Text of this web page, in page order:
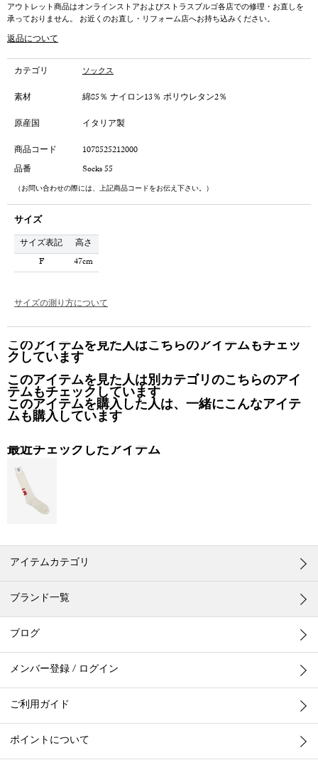
アウトレット商品はオンラインストアおよびストラスブルゴ各店での修理・お直しを
承っておりません。 お近くのお直し・リフォーム店へお持ち込みください。
返品について
カテゴリ ソックス
素材
綿85％ ナイロン13％ ポリウレタン2％
原産国
イタリア製
商品コード
1078525212000
品番
Socks 55
（お問い合わせの際には、上記商品コードをお伝え下さい。）
サイズ
サイズ表記
高さ
F
47cm
サイズの測り方について
このアイテムを見た人はこちらのアイテムもチェッ
クしています
このアイテムを見た人は別カテゴリのこちらのアイ
テムもチェックしています
このアイテムを購入した人は、一緒にこんなアイテ
ムも購入しています
最近チェックしたアイテム
アイテムカテゴリ
ブランド一覧
ブログ
メンバー登録 / ログイン
ご利用ガイド
ポイントについて